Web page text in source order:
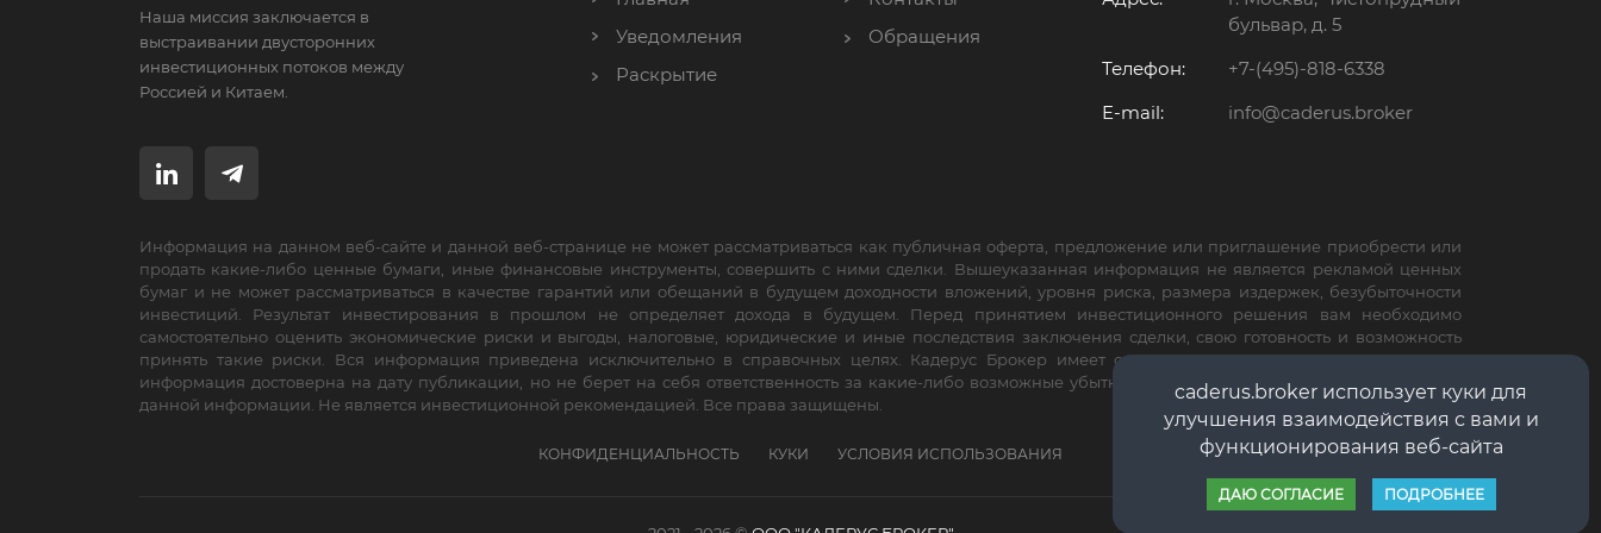
caderus.broker использует куки для
улучшения взаимодействия с вами и
функционирования веб-сайта
ДАЮ СОГЛАСИЕ ПОДРОБНЕЕ
Наша миссия заключается в
выстраивании двусторонних
инвестиционных потоков между
Россией и Китаем.
Уведомления
Раскрытие
Обращения
бульвар, д. 5
Телефон:
+7-(495)-818-6338
E-mail:
info@caderus.broker
Информация на данном веб-сайте и данной веб-странице не может рассматриваться как публичная оферта, предложение или приглашение приобрести или
продать какие-либо ценные бумаги, иные финансовые инструменты, совершить с ними сделки. Вышеуказанная информация не является рекламой ценных
бумаг и не может рассматриваться в качестве гарантий или обещаний в будущем доходности вложений, уровня риска, размера издержек, безубыточности
инвестиций. Результат инвестирования в прошлом не определяет дохода в будущем. Перед принятием инвестиционного решения вам необходимо
самостоятельно оценить экономические риски и выгоды, налоговые, юридические и иные последствия заключения сделки, свою готовность и возможность
принять такие риски. Вся информация приведена исключительно в справочных целях. Кадерус Брокер имеет основания полагать, что вышеуказанная
информация достоверна на дату публикации, но не берет на себя ответственность за какие-либо возможные убытки или ущерб, связанный с применением
данной информации. Не является инвестиционной рекомендацией. Все права защищены.
КОНФИДЕНЦИАЛЬНОСТЬ КУКИ УСЛОВИЯ ИСПОЛЬЗОВАНИЯ